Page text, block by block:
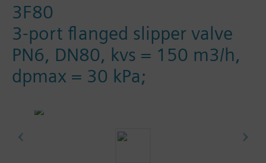
3F80
3-port flanged slipper valve
PN6, DN80, kvs = 150 m3/h,
dpmax = 30 kPa;